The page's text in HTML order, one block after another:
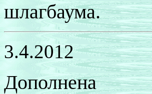
шлагбаума.
3.4.2012
Дополнена